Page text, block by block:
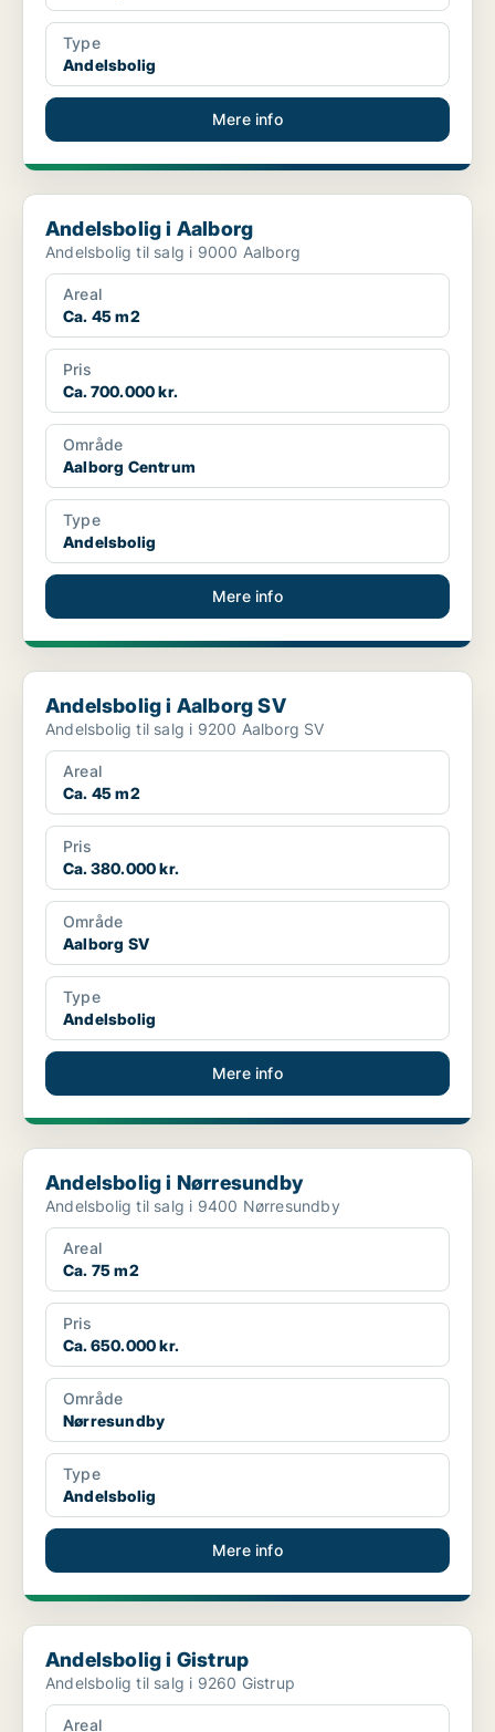
Type
Andelsbolig
Mere info
Andelsbolig i Aalborg
Andelsbolig i Aalborg
Andelsbolig til salg i 9000 Aalborg
Areal
Ca. 45 m2
Pris
Ca. 700.000 kr.
Område
Aalborg Centrum
Type
Andelsbolig
Mere info
Andelsbolig i Aalborg SV
Andelsbolig i Aalborg SV
Andelsbolig til salg i 9200 Aalborg SV
Areal
Ca. 45 m2
Pris
Ca. 380.000 kr.
Område
Aalborg SV
Type
Andelsbolig
Mere info
Andelsbolig i Nørresundby
Andelsbolig i Nørresundby
Andelsbolig til salg i 9400 Nørresundby
Areal
Ca. 75 m2
Pris
Ca. 650.000 kr.
Område
Nørresundby
Type
Andelsbolig
Mere info
Andelsbolig i Gistrup
Andelsbolig i Gistrup
Andelsbolig til salg i 9260 Gistrup
Areal